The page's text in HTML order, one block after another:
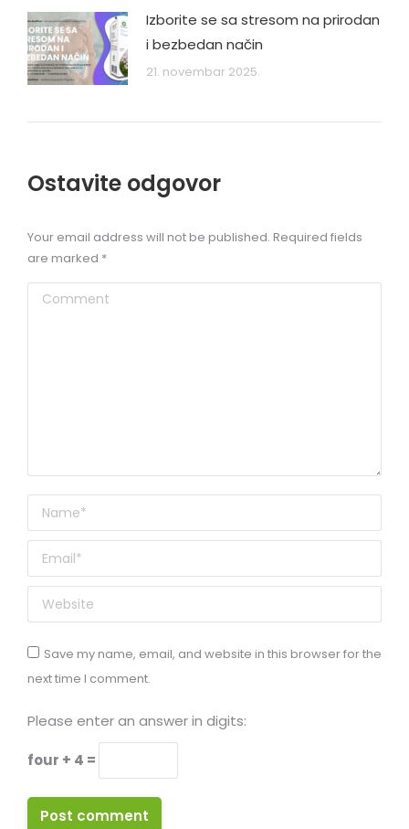
Izborite se sa stresom na prirodan
i bezbedan način
21. novembar 2025.
Ostavite odgovor
Your email address will not be published. Required fields
are marked *
Comment
Name *
Email *
Website
Save my name, email, and website in this browser for the
next time I comment.
Please enter an answer in digits:
four + 4 =
Post comment